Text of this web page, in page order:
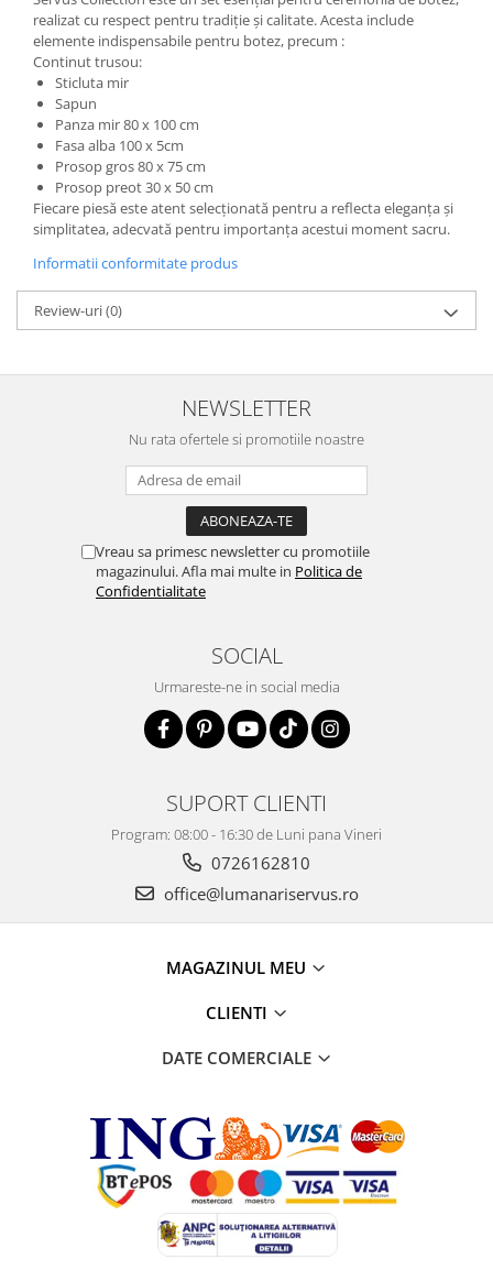
realizat cu respect pentru tradiție și calitate. Acesta include
elemente indispensabile pentru botez, precum :
Continut trusou:
Sticluta mir
Sapun
Panza mir 80 x 100 cm
Fasa alba 100 x 5cm
Prosop gros 80 x 75 cm
Prosop preot 30 x 50 cm
Fiecare piesă este atent selecționată pentru a reflecta eleganța și
simplitatea, adecvată pentru importanța acestui moment sacru.
Informatii conformitate produs
Review-uri(0)
NEWSLETTER
Nu rata ofertele si promotiile noastre
Vreau sa primesc newsletter cu promotiile
magazinului. Afla mai multe in Politica de
Confidentialitate
SOCIAL
Urmareste-ne in social media
SUPORT CLIENTI
Program: 08:00 - 16:30 de Luni pana Vineri
0726162810
office@lumanariservus.ro
MAGAZINUL MEU
CLIENTI
DATE COMERCIALE